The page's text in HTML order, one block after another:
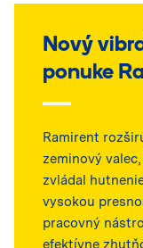
Nový
ponuke
Ramirent
zeminový
zvládal
vysokou
pracovný
efektívne